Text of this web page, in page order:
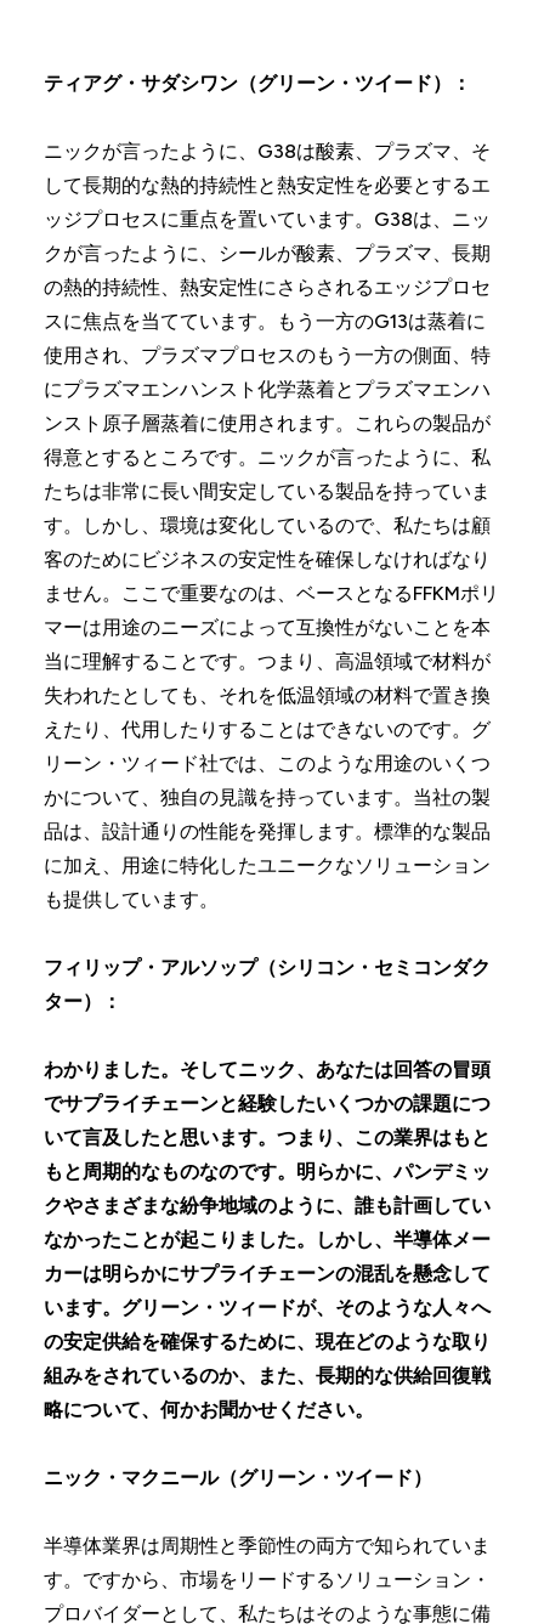
ティアグ・サダシワン（グリーン・ツイード）：
ニックが言ったように、G38は酸素、プラズマ、そ
して長期的な熱的持続性と熱安定性を必要とするエ
ッジプロセスに重点を置いています。G38は、ニッ
クが言ったように、シールが酸素、プラズマ、長期
の熱的持続性、熱安定性にさらされるエッジプロセ
スに焦点を当てています。もう一方のG13は蒸着に
使用され、プラズマプロセスのもう一方の側面、特
にプラズマエンハンスト化学蒸着とプラズマエンハ
ンスト原子層蒸着に使用されます。これらの製品が
得意とするところです。ニックが言ったように、私
たちは非常に長い間安定している製品を持っていま
す。しかし、環境は変化しているので、私たちは顧
客のためにビジネスの安定性を確保しなければなり
ません。ここで重要なのは、ベースとなるFFKMポリ
マーは用途のニーズによって互換性がないことを本
当に理解することです。つまり、高温領域で材料が
失われたとしても、それを低温領域の材料で置き換
えたり、代用したりすることはできないのです。グ
リーン・ツィード社では、このような用途のいくつ
かについて、独自の見識を持っています。当社の製
品は、設計通りの性能を発揮します。標準的な製品
に加え、用途に特化したユニークなソリューション
も提供しています。
フィリップ・アルソップ（シリコン・セミコンダク
ター）：
わかりました。そしてニック、あなたは回答の冒頭
でサプライチェーンと経験したいくつかの課題につ
いて言及したと思います。つまり、この業界はもと
もと周期的なものなのです。明らかに、パンデミッ
クやさまざまな紛争地域のように、誰も計画してい
なかったことが起こりました。しかし、半導体メー
カーは明らかにサプライチェーンの混乱を懸念して
います。グリーン・ツィードが、そのような人々へ
の安定供給を確保するために、現在どのような取り
組みをされているのか、また、長期的な供給回復戦
略について、何かお聞かせください。
ニック・マクニール（グリーン・ツイード）
半導体業界は周期性と季節性の両方で知られていま
す。ですから、市場をリードするソリューション・
プロバイダーとして、私たちはそのような事態に備